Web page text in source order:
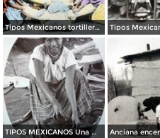
Tipos Mexicanos tortilleras.
TIPOS MEXICANOS Una Moledora de Chiles